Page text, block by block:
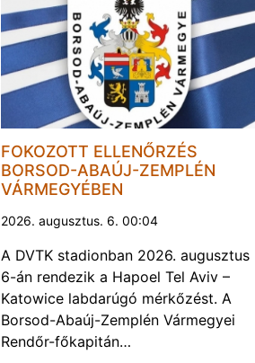
FOKOZOTT ELLENŐRZÉS
BORSOD-ABAÚJ-ZEMPLÉN
VÁRMEGYÉBEN
2026. augusztus. 6. 00:04
A DVTK stadionban 2026. augusztus
6-án rendezik a Hapoel Tel Aviv –
Katowice labdarúgó mérkőzést. A
Borsod-Abaúj-Zemplén Vármegyei
Rendőr-főkapitán…